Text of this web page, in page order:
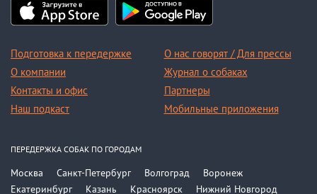
Подготовка к передержке
О компании
Контакты и офис
Наш подкаст
О нас говорят / Для прессы
Журнал о собаках
Партнеры
Мобильные приложения
ПЕРЕДЕРЖКА СОБАК ПО ГОРОДАМ
Москва Санкт-Петербург Волгоград
Воронеж
Екатеринбург
Казань Красноярск Нижний Новгород